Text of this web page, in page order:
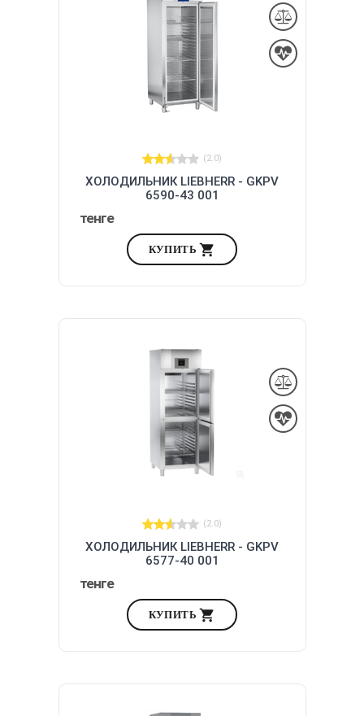
(2.0)
ХОЛОДИЛЬНИК LIEBHERR - GKPV
6590-43 001
тенге
КУПИТЬ
(2.0)
ХОЛОДИЛЬНИК LIEBHERR - GKPV
6577-40 001
тенге
КУПИТЬ